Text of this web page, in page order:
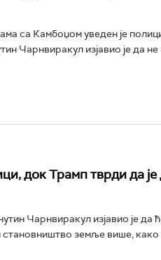
са Камбоџом уведен je
Чарнвиракул изјавио је да не
док Трамп тврди да
Чарнвиракул изјавио је да
становништво земље више, како